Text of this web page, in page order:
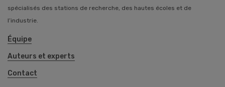
spécialisés des stations de recherche, des hautes écoles et de
l’industrie.
Équipe
Auteurs et experts
Contact